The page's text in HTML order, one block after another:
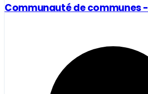
Communauté de communes